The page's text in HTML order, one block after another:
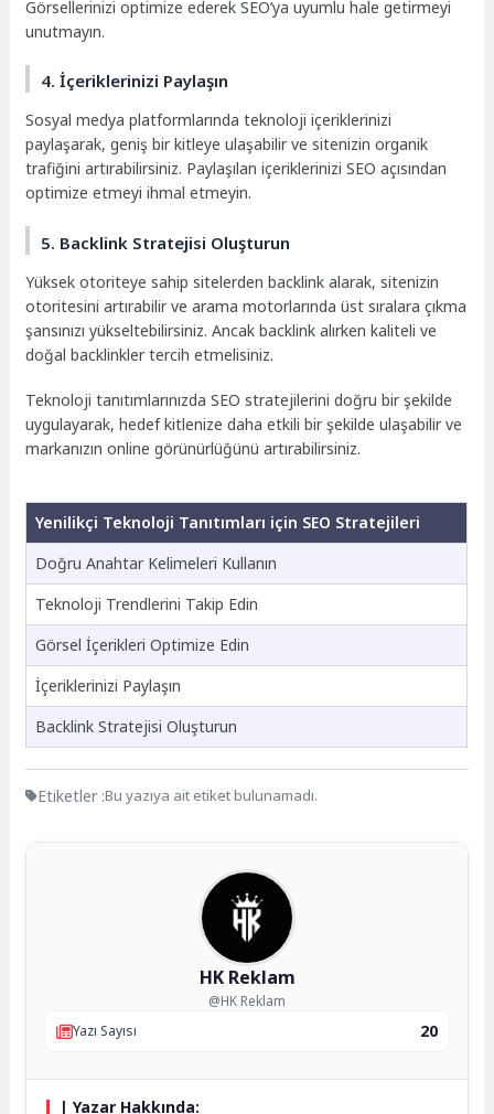
Görsellerinizi optimize ederek SEO’ya uyumlu hale getirmeyi
unutmayın.
4. İçeriklerinizi Paylaşın
Sosyal medya platformlarında teknoloji içeriklerinizi
paylaşarak, geniş bir kitleye ulaşabilir ve sitenizin organik
trafiğini artırabilirsiniz. Paylaşılan içeriklerinizi SEO açısından
optimize etmeyi ihmal etmeyin.
5. Backlink Stratejisi Oluşturun
Yüksek otoriteye sahip sitelerden backlink alarak, sitenizin
otoritesini artırabilir ve arama motorlarında üst sıralara çıkma
şansınızı yükseltebilirsiniz. Ancak backlink alırken kaliteli ve
doğal backlinkler tercih etmelisiniz.
Teknoloji tanıtımlarınızda SEO stratejilerini doğru bir şekilde
uygulayarak, hedef kitlenize daha etkili bir şekilde ulaşabilir ve
markanızın online görünürlüğünü artırabilirsiniz.
Yenilikçi Teknoloji Tanıtımları için SEO Stratejileri
Doğru Anahtar Kelimeleri Kullanın
Teknoloji Trendlerini Takip Edin
Görsel İçerikleri Optimize Edin
İçeriklerinizi Paylaşın
Backlink Stratejisi Oluşturun
Etiketler :Bu yazıya ait etiket bulunamadı.
HK Reklam
@HK Reklam
Yazı Sayısı
20
| Yazar Hakkında: